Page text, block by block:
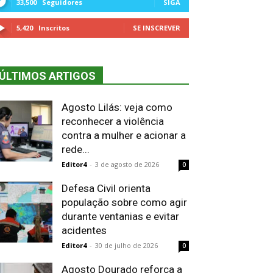
33,500 Seguidores SIGA
5,420 Inscritos SE INSCREVER
ARTIGOS
Agosto Lilás: veja como
reconhecer a violência
contra a mulher e acionar a
rede...
Editor4 - 3 de agosto de 2026 0
Defesa Civil orienta
população sobre como agir
durante ventanias e evitar
acidentes
Editor4 - 30 de julho de 2026 0
Agosto Dourado reforça a